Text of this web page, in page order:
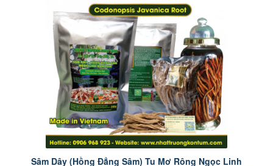
Sâm Dây (Hồng Đẳng Sâm) Tu Mơ Rông Ngọc Linh